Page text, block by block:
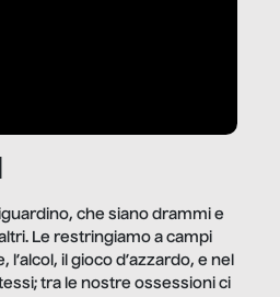
che siano drammi e
Le restringiamo a campi
il gioco d’azzardo, e nel
tra le nostre ossessioni ci